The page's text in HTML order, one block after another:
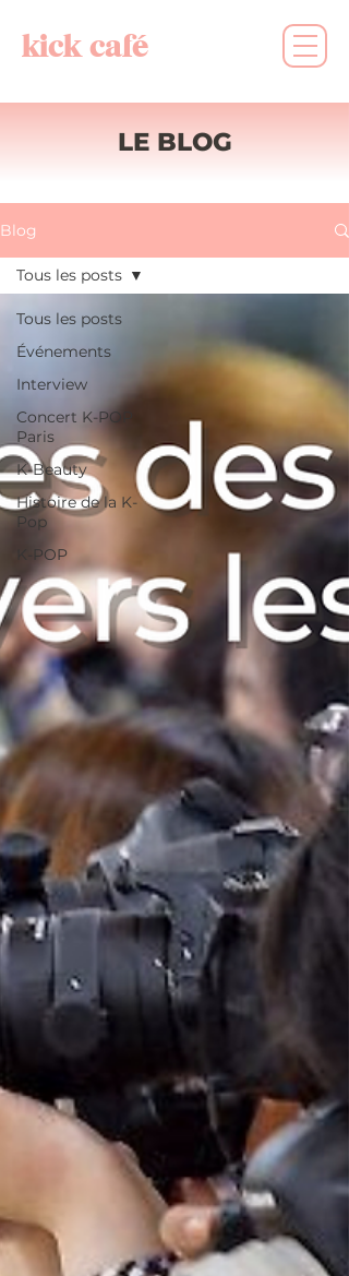
kick café
LE BLOG
Blog
Tous les posts
Événements
Interview
Concert K-POP
Paris
K-Beauty
Histoire de la K-
Pop
K-POP
Tous les posts